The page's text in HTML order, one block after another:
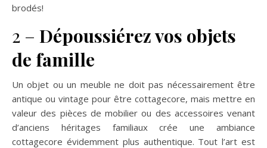
brodés!
2 – Dépoussiérez vos objets
de famille
Un objet ou un meuble ne doit pas nécessairement être
antique ou vintage pour être cottagecore, mais mettre en
valeur des pièces de mobilier ou des accessoires venant
d’anciens héritages familiaux crée une ambiance
cottagecore évidemment plus authentique. Tout l’art est